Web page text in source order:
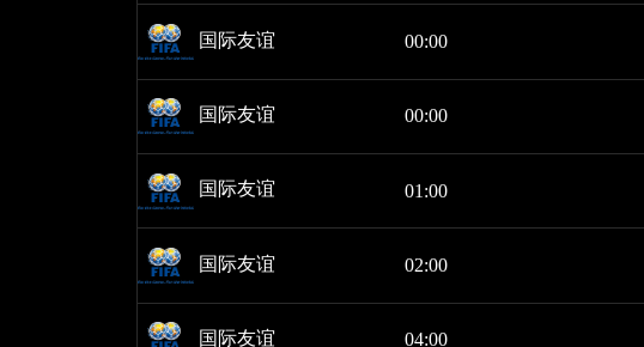
国际友谊 00:00
国际友谊 00:00
国际友谊 01:00
国际友谊 02:00
国际友谊 04:00